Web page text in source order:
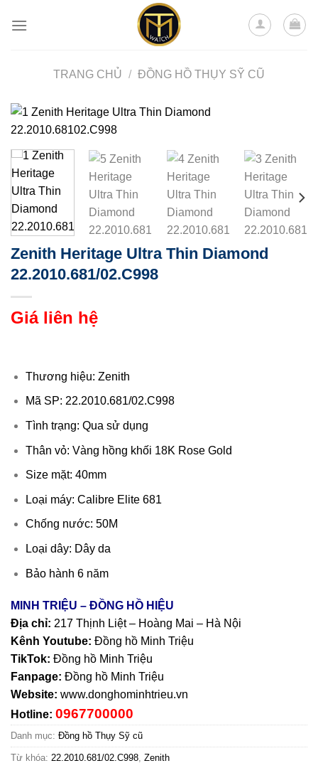
TRANG CHỦ / ĐỒNG HỒ THỤY SỸ CŨ
Zenith Heritage Ultra Thin Diamond
22.2010.681/02.C998
Giá liên hệ
Thương hiệu: Zenith
Mã SP: 22.2010.681/02.C998
Tình trạng: Qua sử dụng
Thân vỏ: Vàng hồng khối 18K Rose Gold
Size mặt: 40mm
Loại máy: Calibre Elite 681
Chống nước: 50M
Loại dây: Dây da
Bảo hành 6 năm
MINH TRIỆU – ĐỒNG HỒ HIỆU
Địa chỉ: 217 Thịnh Liệt – Hoàng Mai – Hà Nội
Kênh Youtube: Đồng hồ Minh Triệu
TikTok: Đồng hồ Minh Triệu
Fanpage: Đồng hồ Minh Triệu
Website: www.donghominhtrieu.vn
Hotline: 0967700000
Danh mục: Đồng hồ Thụy Sỹ cũ
Từ khóa: 22.2010.681/02.C998, Zenith